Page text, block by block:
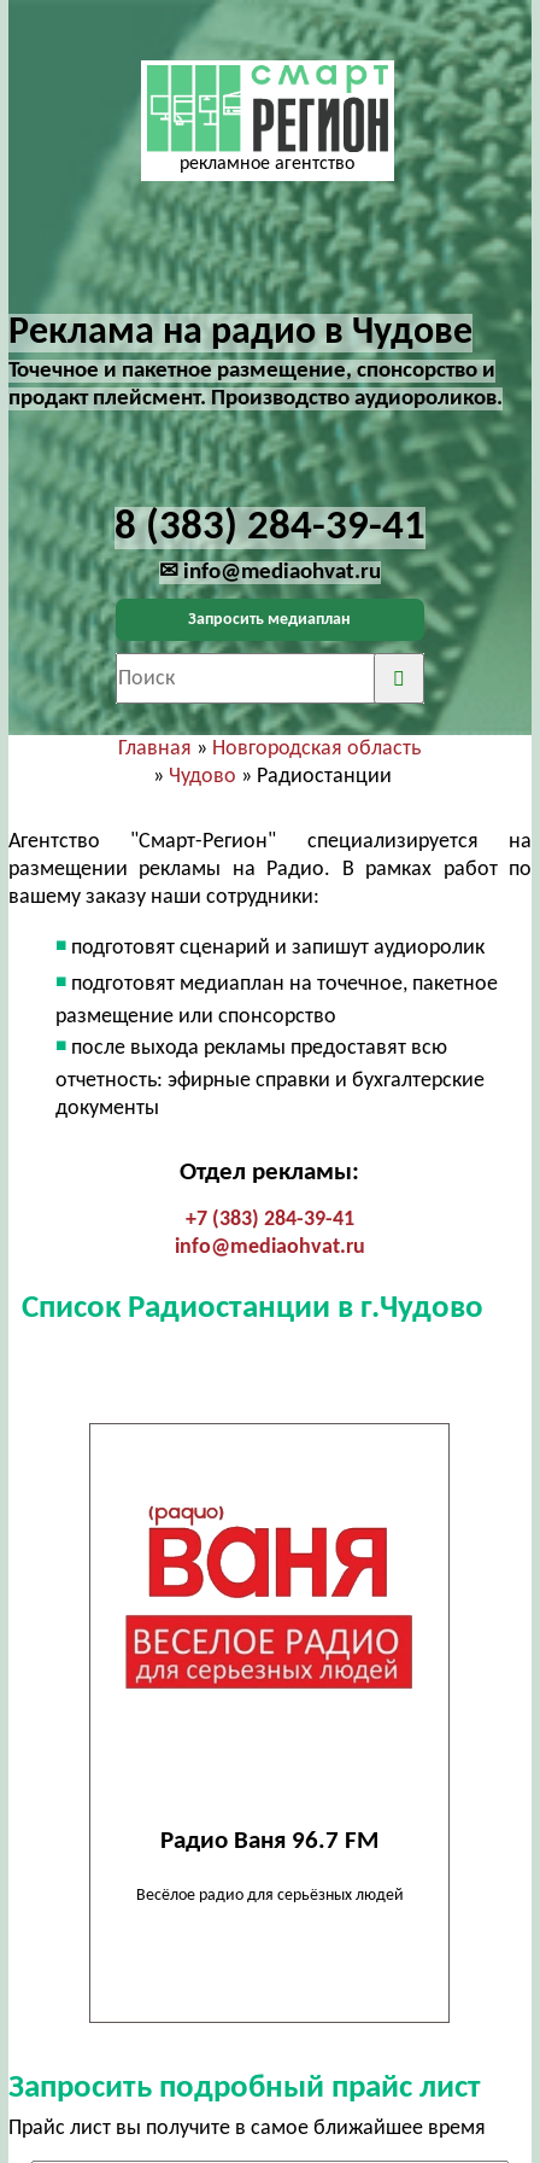
рекламное агентство
Реклама на радио в Чудове
Точечное и пакетное размещение, спонсорство и
продакт плейсмент. Производство аудиороликов.
8 (383) 284-39-41
✉ info@mediaohvat.ru
Запросить медиаплан
Главная » Новгородская область
» Чудово » Радиостанции
Агентство "Смарт-Регион" специализируется на
размещении рекламы на Радио. В рамках работ по
вашему заказу наши сотрудники:
подготовят сценарий и запишут аудиоролик
подготовят медиаплан на точечное, пакетное
размещение или спонсорство
после выхода рекламы предоставят всю
отчетность: эфирные справки и бухгалтерские
документы
Отдел рекламы:
+7 (383) 284-39-41
info@mediaohvat.ru
Список Радиостанции в г.Чудово
Радио Ваня 96.7 FM
Весёлое радио для серьёзных людей
Запросить подробный прайс лист
Прайс лист вы получите в самое ближайшее время